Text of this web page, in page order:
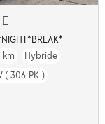
km
Hybride
( 306 PK )